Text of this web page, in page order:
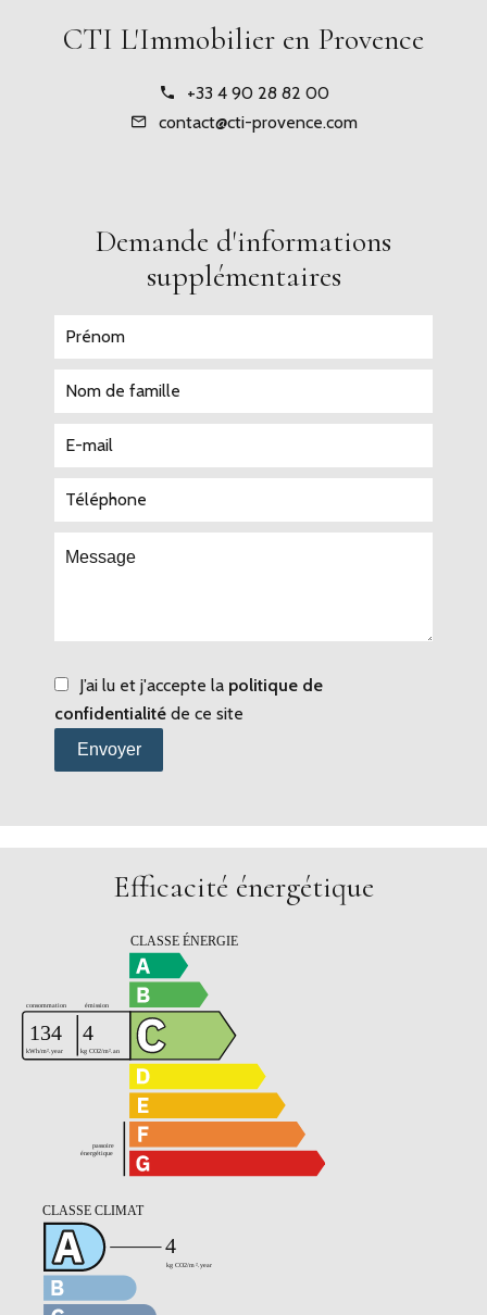
CTI L'Immobilier en Provence
+33 4 90 28 82 00
contact@cti-provence.com
Demande d'informations
supplémentaires
J’ai lu et j'accepte la politique de
confidentialité de ce site
Envoyer
Efficacité énergétique